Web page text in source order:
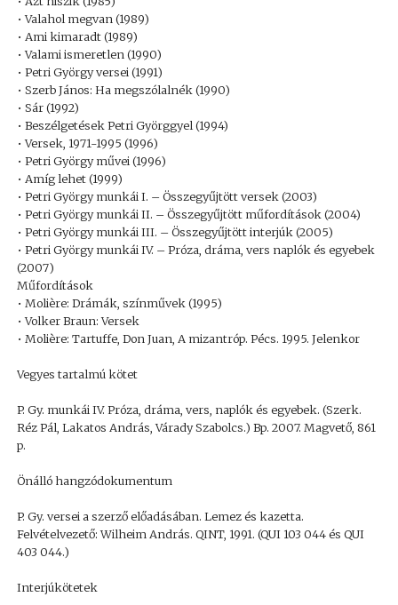
• Valahol megvan (1989)
• Ami kimaradt (1989)
• Valami ismeretlen (1990)
• Petri György versei (1991)
• Szerb János: Ha megszólalnék (1990)
• Sár (1992)
• Beszélgetések Petri Györggyel (1994)
• Versek, 1971-1995 (1996)
• Petri György művei (1996)
• Amíg lehet (1999)
• Petri György munkái I. – Összegyűjtött versek (2003)
• Petri György munkái II. – Összegyűjtött műfordítások (2004)
• Petri György munkái III. – Összegyűjtött interjúk (2005)
• Petri György munkái IV. – Próza, dráma, vers naplók és egyebek
(2007)
Műfordítások
• Molière: Drámák, színművek (1995)
• Volker Braun: Versek
• Molière: Tartuffe, Don Juan, A mizantróp. Pécs. 1995. Jelenkor
Vegyes tartalmú kötet
P. Gy. munkái IV. Próza, dráma, vers, naplók és egyebek. (Szerk.
Réz Pál, Lakatos András, Várady Szabolcs.) Bp. 2007. Magvető, 861
p.
Önálló hangzódokumentum
P. Gy. versei a szerző előadásában. Lemez és kazetta.
Felvételvezető: Wilheim András. QINT, 1991. (QUI 103 044 és QUI
403 044.)
Interjúkötetek